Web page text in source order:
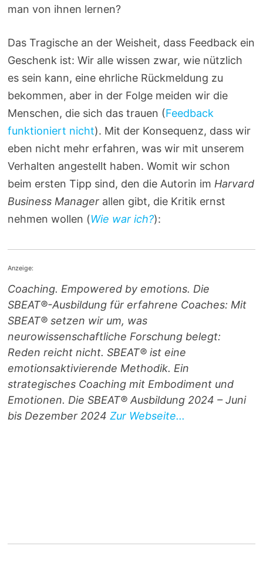
man von ihnen lernen?
Das Tragische an der Weisheit, dass Feedback ein
Geschenk ist: Wir alle wissen zwar, wie nützlich
es sein kann, eine ehrliche Rückmeldung zu
bekommen, aber in der Folge meiden wir die
Menschen, die sich das trauen (Feedback
funktioniert nicht). Mit der Konsequenz, dass wir
eben nicht mehr erfahren, was wir mit unserem
Verhalten angestellt haben. Womit wir schon
beim ersten Tipp sind, den die Autorin im Harvard
Business Manager allen gibt, die Kritik ernst
nehmen wollen (Wie war ich?):
Anzeige:
Coaching. Empowered by emotions. Die
SBEAT®-Ausbildung für erfahrene Coaches: Mit
SBEAT® setzen wir um, was
neurowissenschaftliche Forschung belegt:
Reden reicht nicht. SBEAT® ist eine
emotionsaktivierende Methodik. Ein
strategisches Coaching mit Embodiment und
Emotionen. Die SBEAT® Ausbildung 2024 – Juni
bis Dezember 2024Zur Webseite...